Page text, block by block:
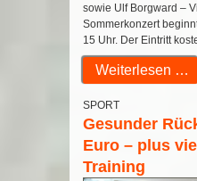
sowie Ulf Borgward –
Sommerkonzert
15 Uhr. Der Eintritt
Weiterlesen …
SPORT
Gesunder
Euro – plus
Training